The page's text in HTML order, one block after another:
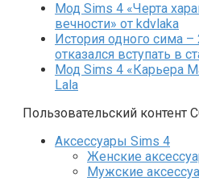
Мод Sims 4 «Черта
вечности» от kdvlaka
История одного сима
отказался вступать в
Мод Sims 4 «Карьера
Lala
Пользовательский контент
Аксессуары Sims 4
Женские
Мужские